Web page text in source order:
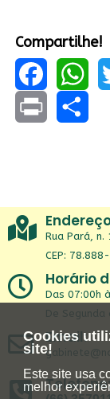
Cookies
site!
Este site usa
melhor
Compartilhe!
Facebook
Rua Pará, n.
CEP:
Horário
Das 07:00h
De
Email:
Telefone: